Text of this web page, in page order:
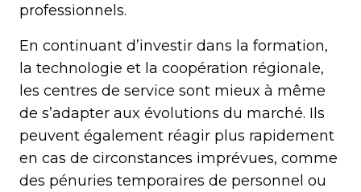
professionnels.
En continuant d’investir dans la formation,
la technologie et la coopération régionale,
les centres de service sont mieux à même
de s’adapter aux évolutions du marché. Ils
peuvent également réagir plus rapidement
en cas de circonstances imprévues, comme
des pénuries temporaires de personnel ou